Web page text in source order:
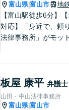
富山県|富山市 地
【富山駅徒歩6分】
対応】「身近で、頼
法律事務所」がモッ
す。お悩みになる前
談ください。【24H
付】
板屋 康平 弁護士
山田・中山法律事務所
富山県|富山市